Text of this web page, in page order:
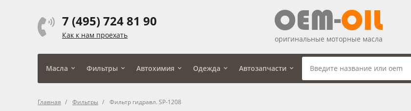
7 (495) 724 81 90
Как к нам проехать оригинальные моторные масла
Масла Фильтры Автохимия Одежда Автозапчасти
Главная Фильтры Фильтр гидравл. SP-1208